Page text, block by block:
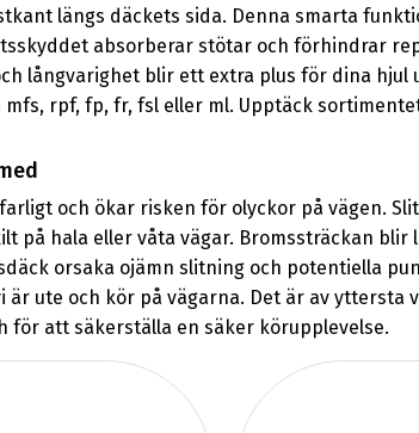
längs däckets sida. Denna smarta
absorberar stötar och förhindrar
långvarighet blir ett extra plus för dina
rpf, fp, fr, fsl eller ml. Upptäck
och ökar risken för olyckor på vägen.
på hala eller våta vägar. Bromssträckan
orsaka ojämn slitning och potentiella
ute och kör på vägarna. Det är av
att säkerställa en säker körupplevelse.